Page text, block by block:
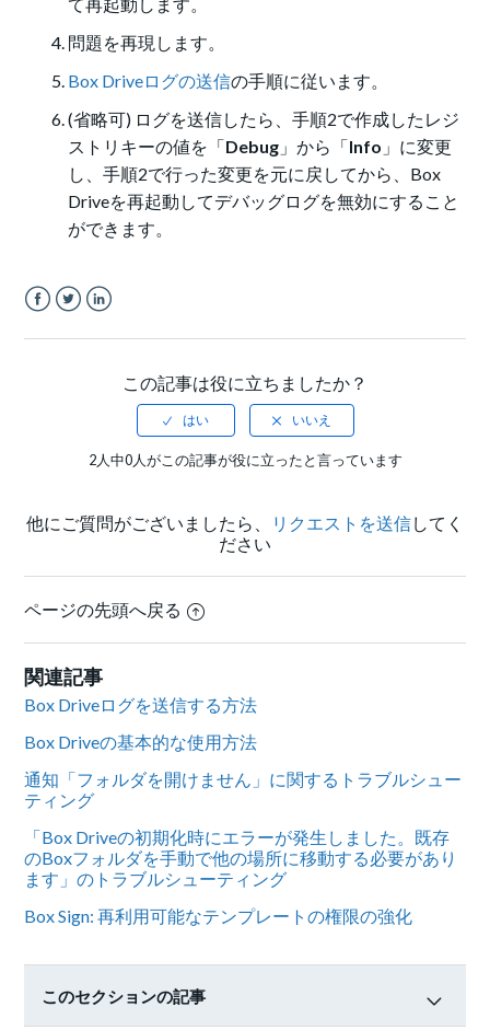
て再起動します。
問題を再現します。
Box Driveログの送信の手順に従います。
(省略可) ログを送信したら、手順2で作成したレジ
ストリキーの値を「Debug 」から「Info 」に変更
し、手順2で行った変更を元に戻してから、Box
Driveを再起動してデバッグログを無効にすること
ができます。
この記事は役に立ちましたか？
2人中0人がこの記事が役に立ったと言っています
他にご質問がございましたら、 リクエストを送信してく
ださい
ページの先頭へ戻る
関連記事
Box Driveログを送信する方法
Box Driveの基本的な使用方法
通知「フォルダを開けません」に関するトラブルシュー
ティング
「Box Driveの初期化時にエラーが発生しました。既存
のBoxフォルダを手動で他の場所に移動する必要があり
ます」のトラブルシューティング
Box Sign: 再利用可能なテンプレートの権限の強化
このセクションの記事